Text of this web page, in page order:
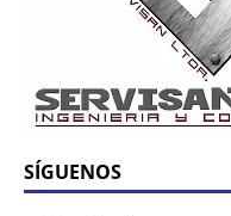
SÍGUENOS